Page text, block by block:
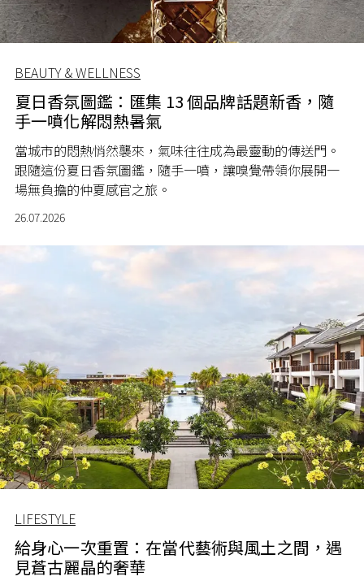
BEAUTY & WELLNESS
夏日香氛圖鑑：匯集 13 個品牌話題新香，隨
手一噴化解悶熱暑氣
當城市的悶熱悄然襲來，氣味往往成為最靈動的傳送門。
跟隨這份夏日香氛圖鑑，隨手一噴，讓嗅覺帶領你展開一
場無負擔的仲夏感官之旅。
26.07.2026
LIFESTYLE
給身心一次重置：在當代藝術與風土之間，遇
見蒼古麗晶的奢華